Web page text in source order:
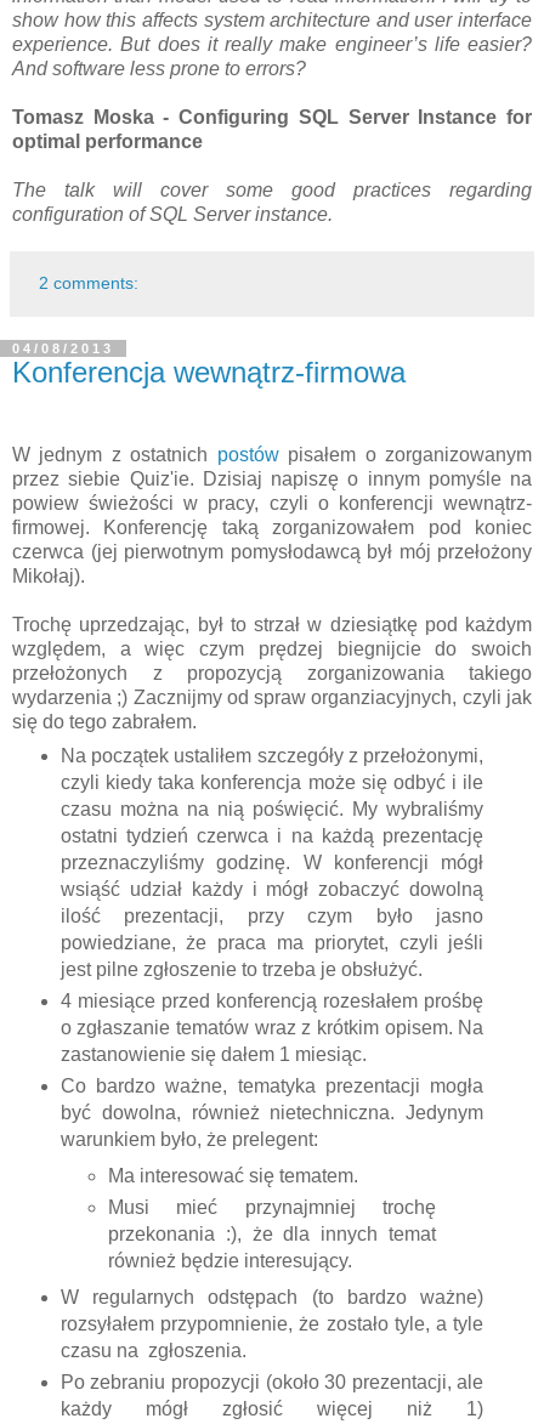
show how this affects system architecture and user interface
experience. But does it really make engineer’s life easier?
And software less prone to errors?
Tomasz Moska - Configuring SQL Server Instance for
optimal performance
The talk will cover some good practices regarding
configuration of SQL Server instance.
2 comments:
04/08/2013
Konferencja wewnątrz-firmowa
W jednym z ostatnich postówpisałem o zorganizowanym
przez siebie Quiz'ie. Dzisiaj napiszę o innym pomyśle na
powiew świeżości w pracy, czyli o konferencji wewnątrz-
firmowej. Konferencję taką zorganizowałem pod koniec
czerwca (jej pierwotnym pomysłodawcą był mój przełożony
Mikołaj).
Trochę uprzedzając, był to strzał w dziesiątkę pod każdym
względem, a więc czym prędzej biegnijcie do swoich
przełożonych z propozycją zorganizowania takiego
wydarzenia ;) Zacznijmy od spraw organziacyjnych, czyli jak
się do tego zabrałem.
Na początek ustaliłem szczegóły z przełożonymi,
czyli kiedy taka konferencja może się odbyć i ile
czasu można na nią poświęcić. My wybraliśmy
ostatni tydzień czerwca i na każdą prezentację
przeznaczyliśmy godzinę. W konferencji mógł
wsiąść udział każdy i mógł zobaczyć dowolną
ilość prezentacji, przy czym było jasno
powiedziane, że praca ma priorytet, czyli jeśli
jest pilne zgłoszenie to trzeba je obsłużyć.
4 miesiące przed konferencją rozesłałem prośbę
o zgłaszanie tematów wraz z krótkim opisem. Na
zastanowienie się dałem 1 miesiąc.
Co bardzo ważne, tematyka prezentacji mogła
być dowolna, również nietechniczna. Jedynym
warunkiem było, że prelegent:
Ma interesować się tematem.
Musi mieć przynajmniej trochę
przekonania :), że dla innych temat
również będzie interesujący.
W regularnych odstępach (to bardzo ważne)
rozsyłałem przypomnienie, że zostało tyle, a tyle
czasu na zgłoszenia.
Po zebraniu propozycji (około 30 prezentacji, ale
każdy mógł zgłosić więcej niż 1)